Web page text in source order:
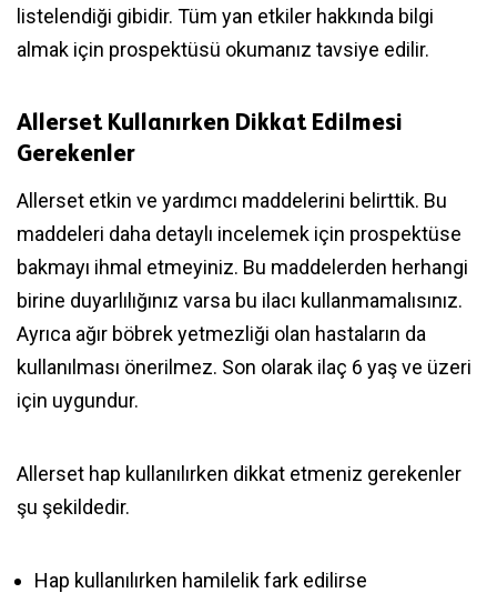
listelendiği gibidir. Tüm yan etkiler hakkında bilgi
almak için prospektüsü okumanız tavsiye edilir.
Allerset Kullanırken Dikkat Edilmesi
Gerekenler
Allerset etkin ve yardımcı maddelerini belirttik. Bu
maddeleri daha detaylı incelemek için prospektüse
bakmayı ihmal etmeyiniz. Bu maddelerden herhangi
birine duyarlılığınız varsa bu ilacı kullanmamalısınız.
Ayrıca ağır böbrek yetmezliği olan hastaların da
kullanılması önerilmez. Son olarak ilaç 6 yaş ve üzeri
için uygundur.
Allerset hap kullanılırken dikkat etmeniz gerekenler
şu şekildedir.
Hap kullanılırken hamilelik fark edilirse